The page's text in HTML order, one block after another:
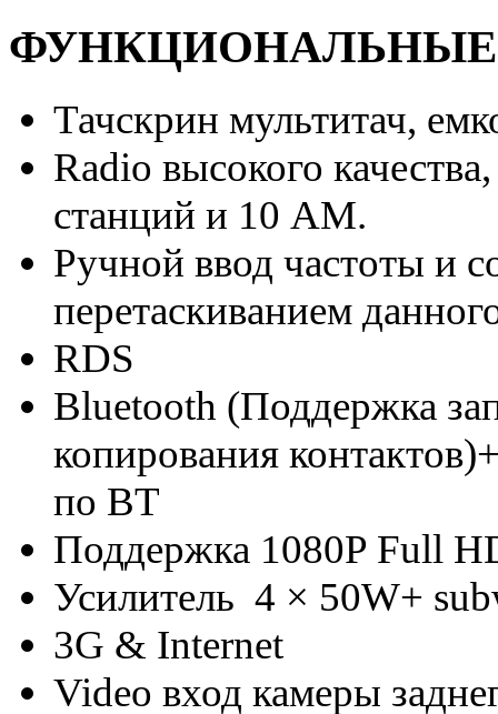
ФУНКЦИОНАЛЬНЫЕ
Тачскрин мультитач,
Radio высокого
станций и 10 АМ.
Ручной ввод частоты и
перетаскиванием
RDS
Bluetooth (Поддержка
копирования
по BT
Поддержка 1080P Full
Усилитель 4 × 50W+
3G & Internet
Video вход камеры